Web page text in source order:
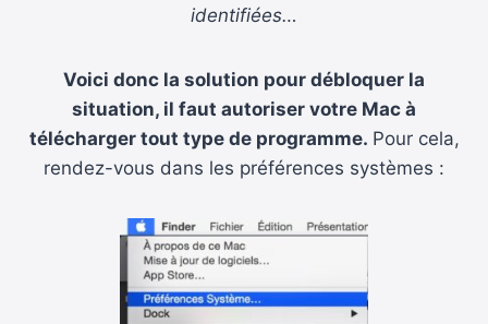
identifiées…
Voici donc la solution pour débloquer la
situation, il faut autoriser votre Mac à
télécharger tout type de programme. Pour cela,
rendez-vous dans les préférences systèmes :